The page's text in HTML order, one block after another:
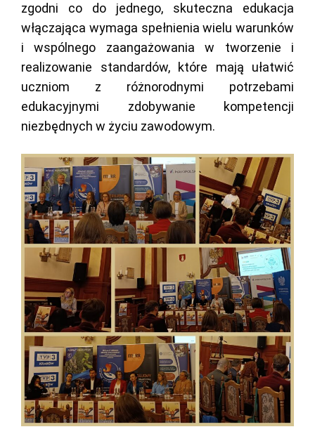
zgodni co do jednego, skuteczna edukacja
włączająca wymaga spełnienia wielu warunków
i wspólnego zaangażowania w tworzenie i
realizowanie standardów, które mają ułatwić
uczniom z różnorodnymi potrzebami
edukacyjnymi zdobywanie kompetencji
niezbędnych w życiu zawodowym.